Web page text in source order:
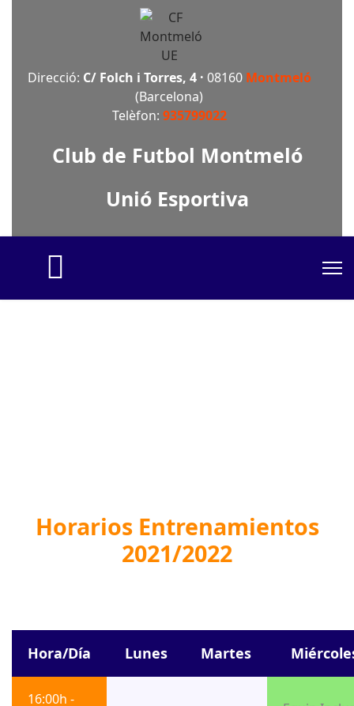
Direcció: C/ Folch i Torres, 4 · 08160 Montmeló
(Barcelona)
Telèfon: 935799022
Club de Futbol Montmeló
Unió Esportiva
Horarios Entrenamientos
2021/2022
Hora/Día Lunes Martes
16:00h -